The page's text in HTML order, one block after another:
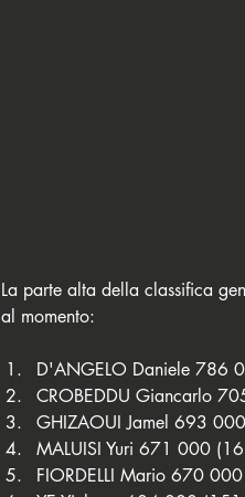
La parte alta della classifica
al momento:
D'ANGELO Daniele 786
CROBEDDU Giancarlo
GHIZAOUI Jamel 693
MALUISI Yuri 671 000
FIORDELLI Mario 670